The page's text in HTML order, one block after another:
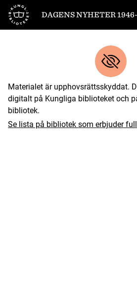
Till startsidan
DAGENS NYHETER
Materialet är upphovsrättsskyddat.
digitalt på Kungliga biblioteket och
bibliotek.
Se lista på bibliotek som erbjuder